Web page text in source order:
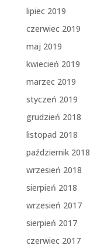
lipiec 2019
czerwiec 2019
maj 2019
kwiecień 2019
marzec 2019
styczeń 2019
grudzień 2018
listopad 2018
październik 2018
wrzesień 2018
sierpień 2018
wrzesień 2017
sierpień 2017
czerwiec 2017